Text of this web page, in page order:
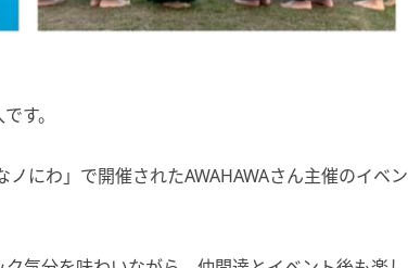
す。
にわ」で開催されたAWAHAWAさん主催のイベン